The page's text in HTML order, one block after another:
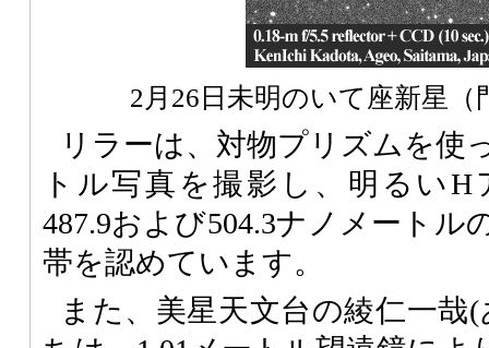
2月26日未明のいて座新星（
リラーは、対物プリズムを使
トル写真を撮影し、明るい
487.9および504.3ナノメートル
帯を認めています。
また、美星天文台の綾仁一哉